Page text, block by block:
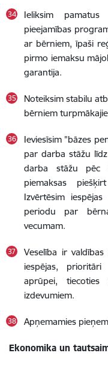
Ieliksim
pieejamības
ar bērniem, īpaši
pirmo iemaksu
garantija.
Noteiksim stabilu
bērniem
Ieviesīsim "bāzes
par darba stāžu
darba stāžu pēc
piemaksas
Izvērtēsim
periodu par
vecumam.
Veselība ir
iespējas, prioritāri
aprūpei,
izdevumiem.
Apņemamies
Ekonomika un